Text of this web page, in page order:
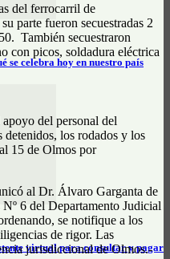
se celebra hoy en nuestro país
virtual para consultar y pagar
del ferrocarril de
parte fueron secuestradas 2
También secuestraron
con picos, soldadura eléctrica
del personal del
detenidos, los rodados y los
15 de Olmos por
al Dr. Álvaro Garganta de
6 del Departamento Judicial
se notifique a los
de rigor. Las
jurisdiccional de Olmos.-